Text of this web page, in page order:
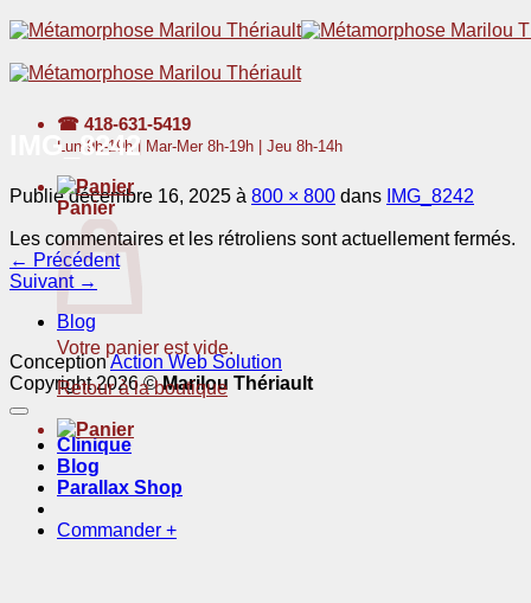
Passer
au
contenu
☎ 418-631-5419
Lun 9h-19h | Mar-Mer 8h-19h | Jeu 8h-14h
Panier
Votre panier est vide.
Retour à la boutique
IMG_8242
Publiédécembre 16, 2025 à 800 × 800 dans IMG_8242
Les commentaires et les rétroliens sont actuellement fermés.
← Précédent
Suivant →
Blog
ConceptionAction Web Solution
Copyright 2026 ©Marilou Thériault
Clinique
Blog
Parallax Shop
Commander +